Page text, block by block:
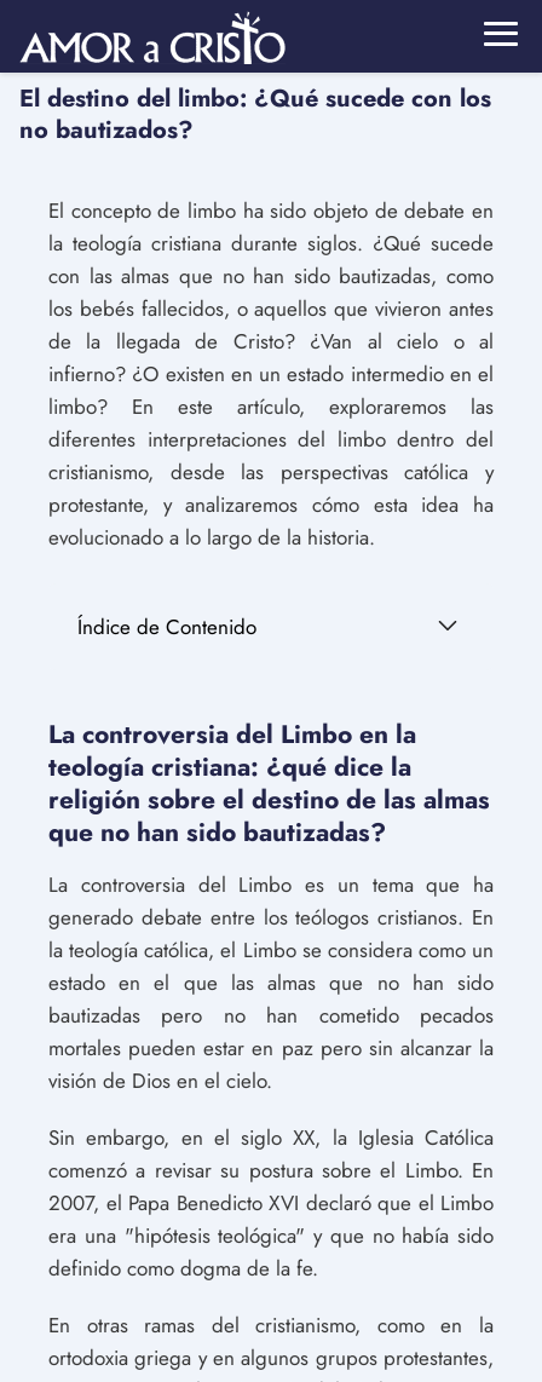
El destino del limbo: ¿Qué sucede con los
no bautizados?
El concepto de limbo ha sido objeto de debate en
la teología cristiana durante siglos. ¿Qué sucede
con las almas que no han sido bautizadas, como
los bebés fallecidos, o aquellos que vivieron antes
de la llegada de Cristo? ¿Van al cielo o al
infierno? ¿O existen en un estado intermedio en el
limbo? En este artículo, exploraremos las
diferentes interpretaciones del limbo dentro del
cristianismo, desde las perspectivas católica y
protestante, y analizaremos cómo esta idea ha
evolucionado a lo largo de la historia.
Índice de Contenido
La controversia del Limbo en la
teología cristiana: ¿qué dice la
religión sobre el destino de las almas
que no han sido bautizadas?
La controversia del Limbo es un tema que ha
generado debate entre los teólogos cristianos. En
la teología católica, el Limbo se considera como un
estado en el que las almas que no han sido
bautizadas pero no han cometido pecados
mortales pueden estar en paz pero sin alcanzar la
visión de Dios en el cielo.
Sin embargo, en el siglo XX, la Iglesia Católica
comenzó a revisar su postura sobre el Limbo. En
2007, el Papa Benedicto XVI declaró que el Limbo
era una "hipótesis teológica" y que no había sido
definido como dogma de la fe.
En otras ramas del cristianismo, como en la
ortodoxia griega y en algunos grupos protestantes,